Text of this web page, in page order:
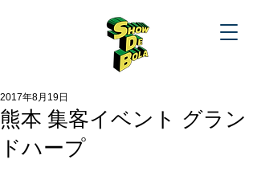
熊本 集客イベント グラン
ドハープ
2017年8月19日